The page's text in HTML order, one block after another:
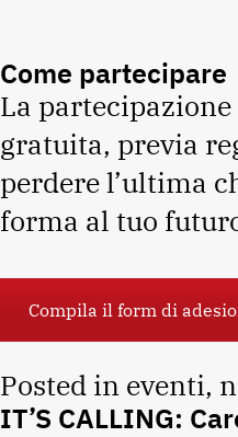
Come partecipare
La partecipazione
gratuita, previa
perdere l’ultima
forma al tuo
Compila il form di
Posted in eventi,
IT’S CALLING: